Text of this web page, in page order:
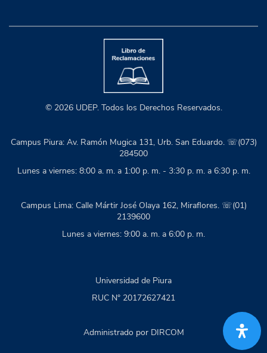
© 2026 UDEP. Todos los Derechos Reservados.
Campus Piura: Av. Ramón Mugica 131, Urb. San Eduardo. ☏(073)
284500
Lunes a viernes: 8:00 a. m. a 1:00 p. m. - 3:30 p. m. a 6:30 p. m.
Campus Lima: Calle Mártir José Olaya 162, Miraflores. ☏(01)
2139600
Lunes a viernes: 9:00 a. m. a 6:00 p. m.
Universidad de Piura
RUC N° 20172627421
Administrado por DIRCOM